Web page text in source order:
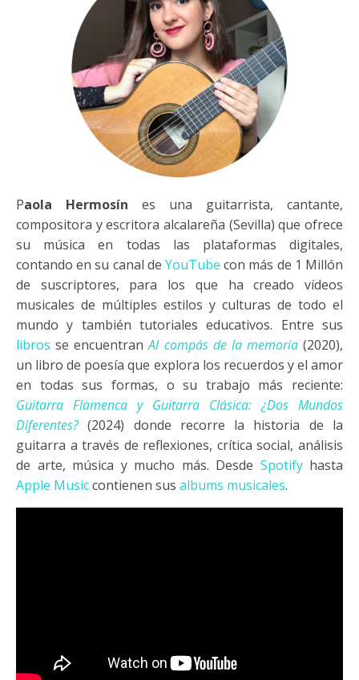
Paola Hermosín es una guitarrista, cantante,
compositora y escritora alcalareña (Sevilla) que ofrece
su música en todas las plataformas digitales,
contando en su canal de YouTube con más de 1 Millón
de suscriptores, para los que ha creado vídeos
musicales de múltiples estilos y culturas de todo el
mundo y también tutoriales educativos. Entre sus
libros se encuentranAl compás de la memoria(2020),
un libro de poesía que explora los recuerdos y el amor
en todas sus formas, o su trabajo más reciente:
Guitarra Flamenca y Guitarra Clásica: ¿Dos Mundos
Diferentes?(2024) donde recorre la historia de la
guitarra a través de reflexiones, crítica social, análisis
de arte, música y mucho más. Desde Spotifyhasta
Apple Musiccontienen sus albums musicales.